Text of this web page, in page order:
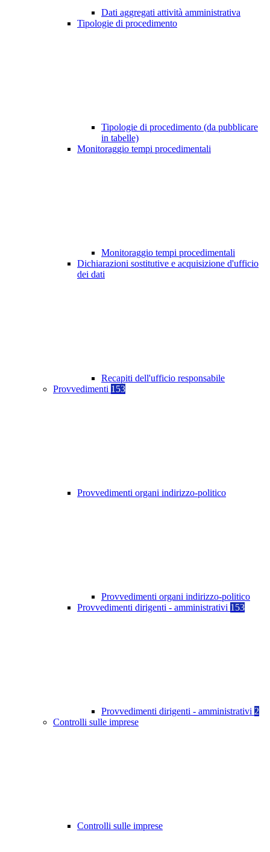
Dati aggregati attività amministrativa
Tipologie di procedimento
Tipologie di procedimento (da pubblicare
in tabelle)
Monitoraggio tempi procedimentali
Monitoraggio tempi procedimentali
Dichiarazioni sostitutive e acquisizione d'ufficio
dei dati
Recapiti dell'ufficio responsabile
Provvedimenti 153
Provvedimenti organi indirizzo-politico
Provvedimenti organi indirizzo-politico
Provvedimenti dirigenti - amministrativi 153
Provvedimenti dirigenti - amministrativi 2
Controlli sulle imprese
Controlli sulle imprese